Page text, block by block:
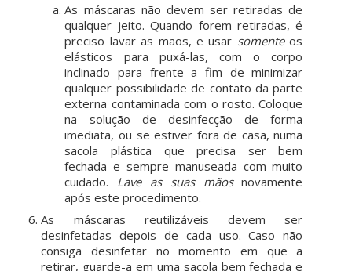
As máscaras não devem ser retiradas de
qualquer jeito. Quando forem retiradas, é
preciso lavar as mãos, e usar somenteos
elásticos para puxá-las, com o corpo
inclinado para frente a fim de minimizar
qualquer possibilidade de contato da parte
externa contaminada com o rosto. Coloque
na solução de desinfecção de forma
imediata, ou se estiver fora de casa, numa
sacola plástica que precisa ser bem
fechada e sempre manuseada com muito
cuidado. Lave as suas mãosnovamente
após este procedimento.
As máscaras reutilizáveis devem ser
desinfetadas depois de cada uso. Caso não
consiga desinfetar no momento em que a
retirar, guarde-a em uma sacola bem fechada e